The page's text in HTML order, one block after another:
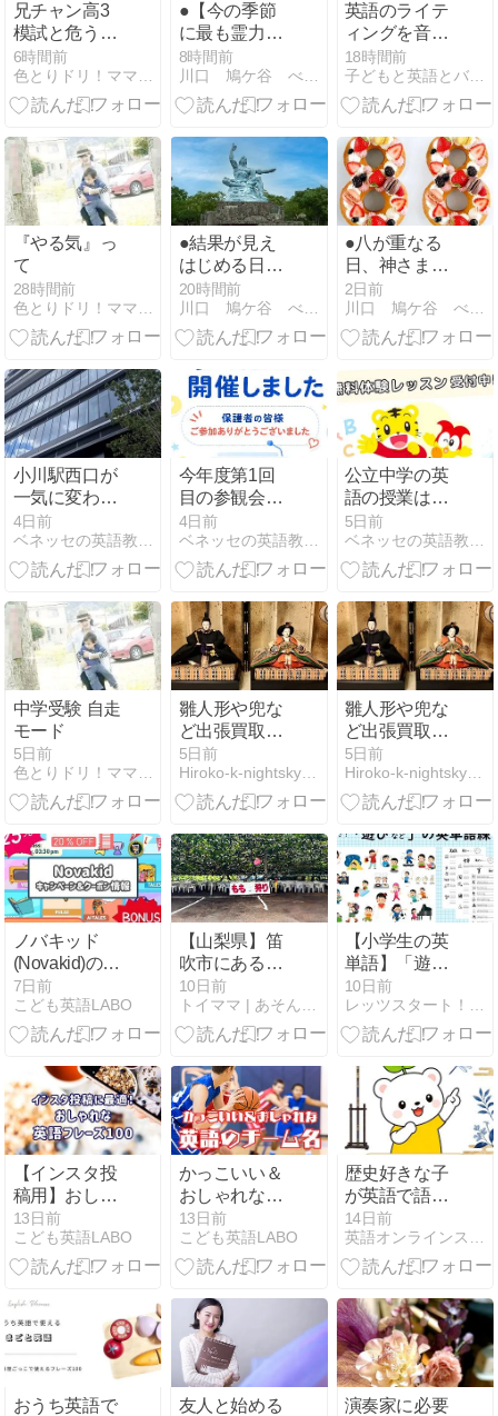
兄チャン高3
模試と危うく
と夏休み前半
6時間前
●【今の季節
に最も霊力が
高い果物をご
紹介しま
す！】
8時間前
川口 鳩ケ谷 べビー・子供英語教室Step by Step
英語のライテ
ィングを音読
【何を言って
いるのかわか
らない理由】
18時間前
子どもと英語とバイリンガル
『やる気』っ
て
28時間前
●結果が見え
はじめる日、
静かに祈りと
向き合う
20時間前
川口 鳩ケ谷 べビー・子供英語教室Step by Step
●八が重なる
日、神さまに
近づく
2日前
川口 鳩ケ谷 べビー・子供英語教室Step by Step
小川駅西口が
一気に変わり
ました！小川
パレットは
2026年11月1
定
4日前
今年度第1回
目の参観会を
開催しました
【2026年度】
4日前
公立中学の英
語の授業は本
当にオールイ
ングリッシ
ュ？【2026年
5日前
中学受験 自走
モード
5日前
色とりドリ！ママと育児ダイアリー
雛人形や兜な
ど出張買取し
てもらった査
定額はいか
に？！
5日前
Hiroko-k-nightsky’sRoom
雛人形や兜な
ど出張買取し
てもらった査
定額はいか
に？！
5日前
Hiroko-k-nightsky’sRoom
ノバキッド
(Novakid)の最
新キャンペー
ンと20％割引
クーポン情報
7日前
こども英語LABO
【山梨県】笛
吹市にある
「里見農園」
で小学生と桃
狩り・食べ放
10日前
トイママ | あそんで子育て！元おもちゃ屋さんのママブログ
【小学生の英
単語】「遊び
など」一覧＆
無料プリント
（動画付き)
10日前
レッツスタート！こどもオンライン英会話
【インスタ投
稿用】おしゃ
れな英語フレ
ーズ100選｜
友達・旅行・
物の写真に
13日前
こども英語LABO
かっこいい＆
おしゃれな英
語のチーム名
160選｜組み
合わせて使え
も
13日前
こども英語LABO
歴史好きな子
が英語で語れ
る！日本史人
物ワークシー
トを作りまし
14日前
英語オンラインスクールEnglishbuds
おうち英語で
友人と始める
演奏家に必要